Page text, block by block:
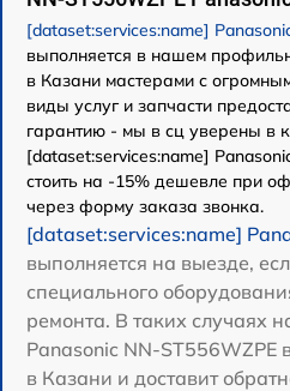
[dataset:services:name]
выполняется в нашем
в Казани мастерами с
виды услуг и запчасти
гарантию - мы в сц уверены в
[dataset:services:name]
стоить на -15% дешевле при
через форму заказа звонка.
[dataset:services:name]
выполняется на выезде,
специального
ремонта. В таких случаях
Panasonic NN-ST556WZPE
в Казани и доставит